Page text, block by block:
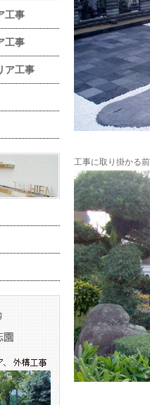
工事
工事
ア工事
工事に取り掛かる